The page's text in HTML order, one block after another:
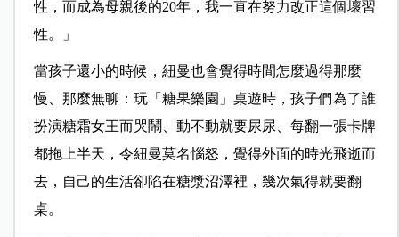
性，而成為母親後的20年，我一直在努力改正這個壞習
性。」
當孩子還小的時候，紐曼也會覺得時間怎麼過得那麼
慢、那麼無聊：玩「糖果樂園」桌遊時，孩子們為了誰
扮演糖霜女王而哭鬧、動不動就要尿尿、每翻一張卡牌
都拖上半天，令紐曼莫名惱怒，覺得外面的時光飛逝而
去，自己的生活卻陷在糖漿沼澤裡，幾次氣得就要翻
桌。